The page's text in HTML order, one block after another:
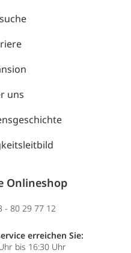
uns
Onlineshop
- 80 29 77 12
erreichen Sie:
bis 16:30 Uhr